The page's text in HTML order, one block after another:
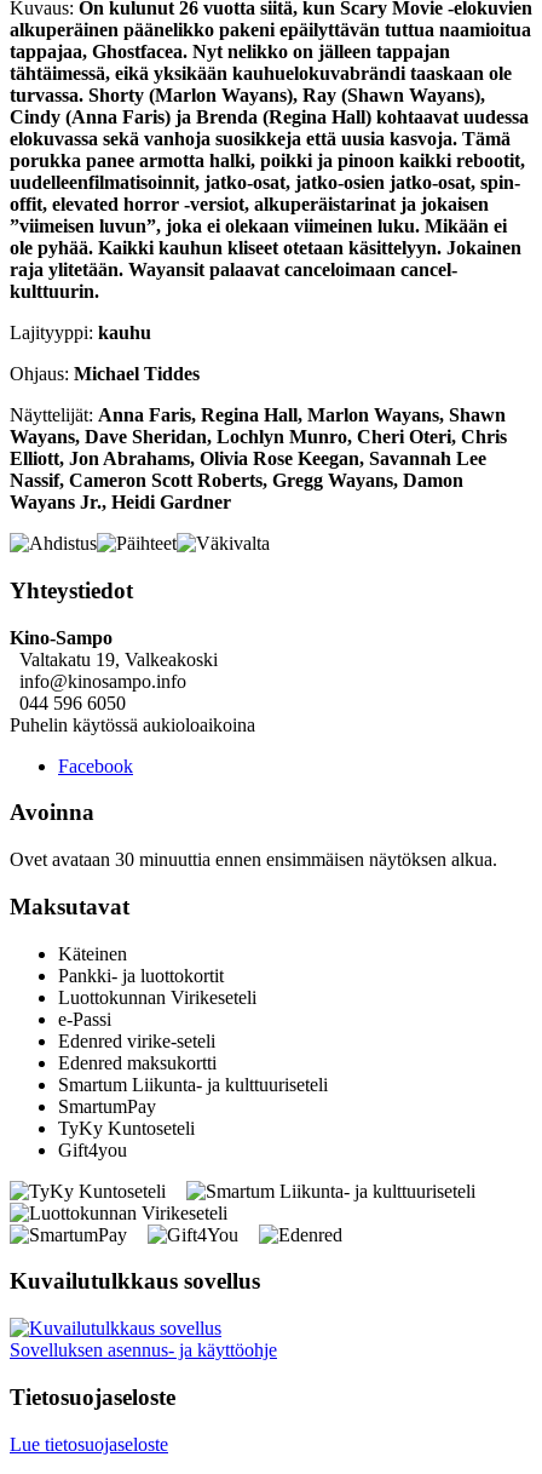
Kuvaus: On kulunut 26 vuotta siitä, kun Scary Movie -elokuvien
alkuperäinen päänelikko pakeni epäilyttävän tuttua naamioitua
tappajaa, Ghostfacea. Nyt nelikko on jälleen tappajan
tähtäimessä, eikä yksikään kauhuelokuvabrändi taaskaan ole
turvassa. Shorty (Marlon Wayans), Ray (Shawn Wayans),
Cindy (Anna Faris) ja Brenda (Regina Hall) kohtaavat uudessa
elokuvassa sekä vanhoja suosikkeja että uusia kasvoja. Tämä
porukka panee armotta halki, poikki ja pinoon kaikki rebootit,
uudelleenfilmatisoinnit, jatko-osat, jatko-osien jatko-osat, spin-
offit, elevated horror -versiot, alkuperäistarinat ja jokaisen
”viimeisen luvun”, joka ei olekaan viimeinen luku. Mikään ei
ole pyhää. Kaikki kauhun kliseet otetaan käsittelyyn. Jokainen
raja ylitetään. Wayansit palaavat canceloimaan cancel-
kulttuurin.
Lajityyppi: kauhu
Ohjaus: Michael Tiddes
Näyttelijät: Anna Faris, Regina Hall, Marlon Wayans, Shawn
Wayans, Dave Sheridan, Lochlyn Munro, Cheri Oteri, Chris
Elliott, Jon Abrahams, Olivia Rose Keegan, Savannah Lee
Nassif, Cameron Scott Roberts, Gregg Wayans, Damon
Wayans Jr., Heidi Gardner
Yhteystiedot
Kino-Sampo
Valtakatu 19, Valkeakoski
info@kinosampo.info
044 596 6050
Puhelin käytössä aukioloaikoina
Facebook
Avoinna
Ovet avataan 30 minuuttia ennen ensimmäisen näytöksen alkua.
Maksutavat
Käteinen
Pankki- ja luottokortit
Luottokunnan Virikeseteli
e-Passi
Edenred virike-seteli
Edenred maksukortti
Smartum Liikunta- ja kulttuuriseteli
SmartumPay
TyKy Kuntoseteli
Gift4you
Kuvailutulkkaus sovellus
Sovelluksen asennus- ja käyttöohje
Tietosuojaseloste
Lue tietosuojaseloste